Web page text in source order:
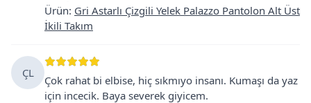
Ürün: Gri Astarlı Çizgili Yelek Palazzo Pantolon Alt Üst
İkili Takım
ÇL
Çok rahat bi elbise, hiç sıkmıyo insanı. Kumaşı da yaz
için incecik. Baya severek giyicem.